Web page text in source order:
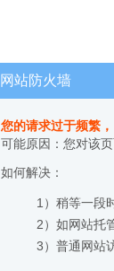
网站防火墙
您的请求过于频繁
可能原因：您对该
如何解决：
1）稍等一段
2）如网站托
3）普通网站